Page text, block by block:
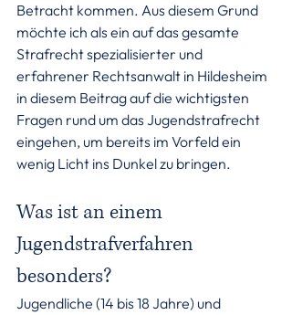
Betracht kommen. Aus diesem Grund
möchte ich als ein auf das gesamte
Strafrecht spezialisierter und
erfahrener Rechtsanwalt in Hildesheim
in diesem Beitrag auf die wichtigsten
Fragen rund um das Jugendstrafrecht
eingehen, um bereits im Vorfeld ein
wenig Licht ins Dunkel zu bringen.
Was ist an einem
Jugendstrafverfahren
besonders?
Jugendliche (14 bis 18 Jahre) und